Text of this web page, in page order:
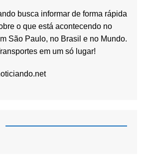
busca informar de forma rápida
o que está acontecendo no
São Paulo, no Brasil e no Mundo.
em um só lugar!